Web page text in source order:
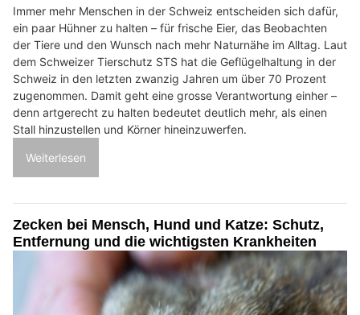
Immer mehr Menschen in der Schweiz entscheiden sich dafür,
ein paar Hühner zu halten – für frische Eier, das Beobachten
der Tiere und den Wunsch nach mehr Naturnähe im Alltag. Laut
dem Schweizer Tierschutz STS hat die Geflügelhaltung in der
Schweiz in den letzten zwanzig Jahren um über 70 Prozent
zugenommen. Damit geht eine grosse Verantwortung einher –
denn artgerecht zu halten bedeutet deutlich mehr, als einen
Stall hinzustellen und Körner hineinzuwerfen.
Weiterlesen
Zecken bei Mensch, Hund und Katze: Schutz,
Entfernung und die wichtigsten Krankheiten